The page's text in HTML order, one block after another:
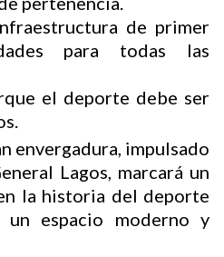
de primer
para todas las
el deporte debe ser
envergadura, impulsado
Lagos, marcará un
la historia del deporte
un espacio moderno y